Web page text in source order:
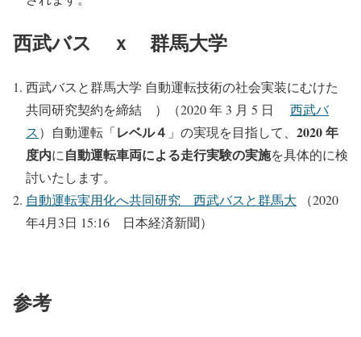
西武バス ｘ 群馬大学
西武バスと群馬大学 自動運転技術の社会実装にむけた
共同研究契約を締結 ）（2020 年 3 月 5 日 西武バ
ス）自動運転「レベル４ 」の実現を目指して、 2020 年
度内に自動運転車両による走行実験の実施を具体的に検
討いたします。
自動運転実用化へ共同研究 西武バスと群馬大 （2020
年4月3日 15:16 日本経済新聞）
参考